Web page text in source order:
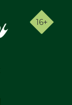
16+